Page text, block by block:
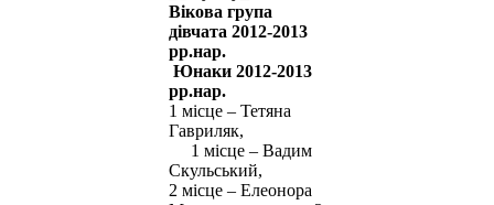
Вікова група
дівчата 2012-2013
рр.нар.
Юнаки 2012-2013
рр.нар.
1 місце – Тетяна
Гавриляк,
1 місце – Вадим
Скульський,
2 місце – Елеонора